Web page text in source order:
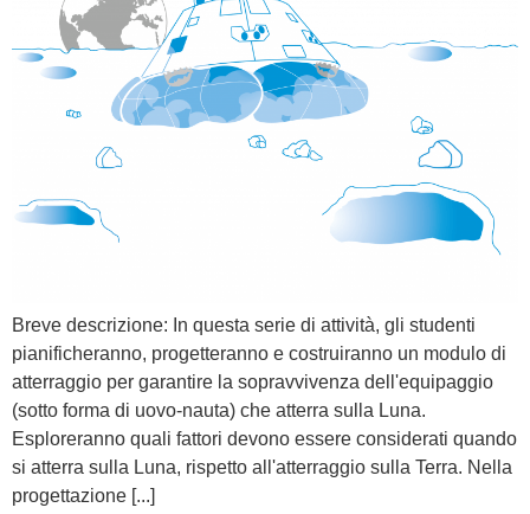
Breve descrizione: In questa serie di attività, gli studenti
pianificheranno, progetteranno e costruiranno un modulo di
atterraggio per garantire la sopravvivenza dell'equipaggio
(sotto forma di uovo-nauta) che atterra sulla Luna.
Esploreranno quali fattori devono essere considerati quando
si atterra sulla Luna, rispetto all'atterraggio sulla Terra. Nella
progettazione [...]